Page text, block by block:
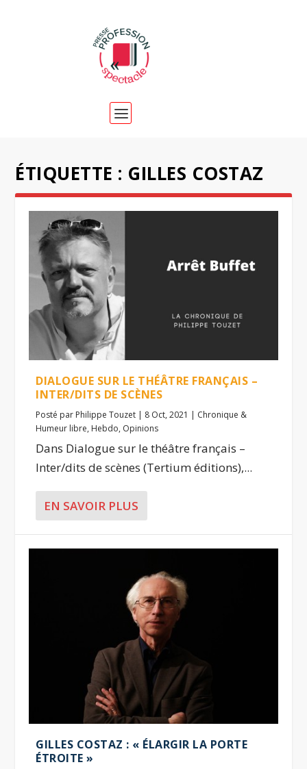
ÉTIQUETTE : GILLES COSTAZ
DIALOGUE SUR LE THÉÂTRE FRANÇAIS –
INTER/DITS DE SCÈNES
Posté par Philippe Touzet | 8 Oct, 2021 | Chronique &
Humeur libre, Hebdo, Opinions
Dans Dialogue sur le théâtre français –
Inter/dits de scènes (Tertium éditions),...
EN SAVOIR PLUS
GILLES COSTAZ : « ÉLARGIR LA PORTE
ÉTROITE »